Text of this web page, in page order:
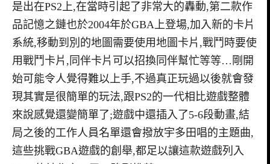
是出在PS2上,在當時引起了非常大的轟動,第二款作
品記憶之鏈也於2004年於GBA上登場,加入新的卡片
系統,移動到別的地圖需要使用地圖卡片,戰鬥時要使
用戰鬥卡片,同伴卡片可以招換同伴幫忙等等…剛開
始可能令人覺得難以上手,不過真正玩過以後就會發
現其實是很簡單的玩法,跟PS2的一代相比遊戲整體
來說感覺還變簡單了;遊戲中還插入了5-6段動畫,結
局之後的工作人員名單還會撥放宇多田唱的主題曲,
這些挑戰GBA遊戲的創舉,都足以讓這款遊戲列入